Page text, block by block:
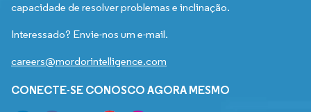
capacidade de resolver problemas e inclinação.
Interessado? Envie-nos um e-mail.
careers@mordorintelligence.com
CONECTE-SE CONOSCO AGORA MESMO